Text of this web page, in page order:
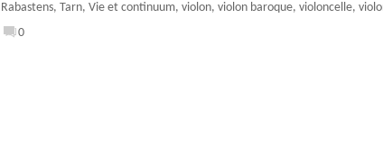
Rabastens, Tarn, Vie et continuum, violon, violon baroque, violoncelle,
0